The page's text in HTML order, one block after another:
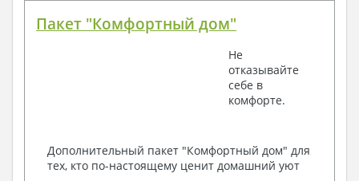
Пакет "Комфортный дом"
Не
отказывайте
себе в
комфорте.
Дополнительный пакет "Комфортный дом" для
тех, кто по-настоящему ценит домашний уют